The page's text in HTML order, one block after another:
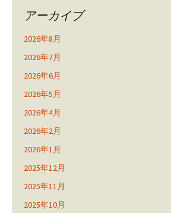
アーカイブ
2026年8月
2026年7月
2026年6月
2026年5月
2026年4月
2026年2月
2026年1月
2025年12月
2025年11月
2025年10月